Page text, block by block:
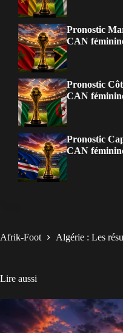
Pronostic
CAN
Pronostic
CAN
Pronostic
CAN
Afrik-Foot Algérie : Les
Lire aussi